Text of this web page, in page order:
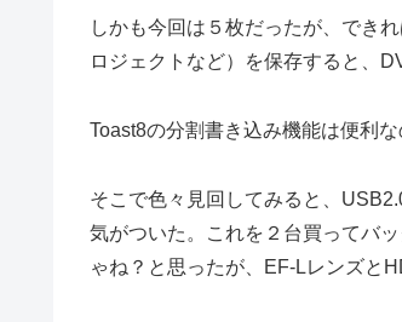
しかも今回は５枚だったが、でき
ロジェクトなど）を保存すると、
Toast8の分割書き込み機能は便利
そこで色々見回してみると、
気がついた。これを２台買ってバ
ゃね？と思ったが、EF-Lレンズと